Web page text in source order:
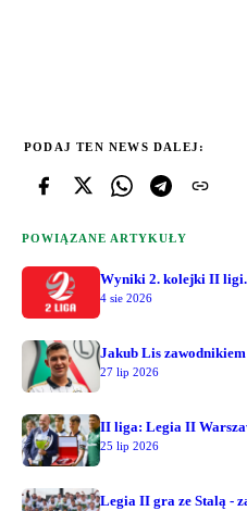
PODAJ TEN NEWS DALEJ:
POWIĄZANE ARTYKUŁY
Wyniki 2. kolejki II
4 sie 2026
Jakub Lis
27 lip 2026
II liga: Legia II
25 lip 2026
Legia II gra ze Stalą -